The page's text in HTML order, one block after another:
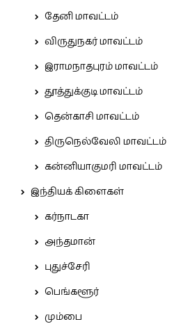
தேனி மாவட்டம்
விருதுநகர் மாவட்டம்
இராமநாதபுரம் மாவட்டம்
தூத்துக்குடி மாவட்டம்
தென்காசி மாவட்டம்
திருநெல்வேலி மாவட்டம்
கன்னியாகுமரி மாவட்டம்
இந்தியக் கிளைகள்
கர்நாடகா
அந்தமான்
புதுச்சேரி
பெங்களூர்
மும்பை